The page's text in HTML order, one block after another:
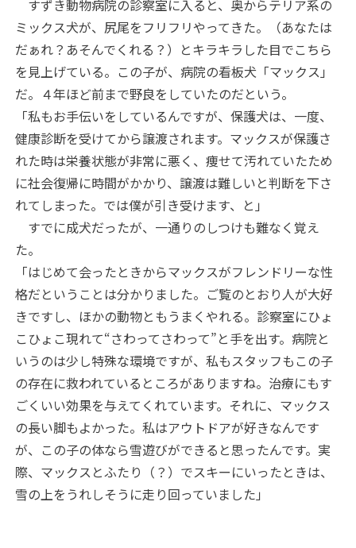
すずき動物病院の診察室に入ると、奥からテリア系の
ミックス犬が、尻尾をフリフリやってきた。（あなたは
だぁれ？あそんでくれる？）とキラキラした目でこちら
を見上げている。この子が、病院の看板犬「マックス」
だ。４年ほど前まで野良をしていたのだという。
「私もお手伝いをしているんですが、保護犬は、一度、
健康診断を受けてから譲渡されます。マックスが保護さ
れた時は栄養状態が非常に悪く、痩せて汚れていたため
に社会復帰に時間がかかり、譲渡は難しいと判断を下さ
れてしまった。では僕が引き受けます、と」
すでに成犬だったが、一通りのしつけも難なく覚え
た。
「はじめて会ったときからマックスがフレンドリーな性
格だということは分かりました。ご覧のとおり人が大好
きですし、ほかの動物ともうまくやれる。診察室にひょ
こひょこ現れて“さわってさわって”と手を出す。病院と
いうのは少し特殊な環境ですが、私もスタッフもこの子
の存在に救われているところがありますね。治療にもす
ごくいい効果を与えてくれています。それに、マックス
の長い脚もよかった。私はアウトドアが好きなんです
が、この子の体なら雪遊びができると思ったんです。実
際、マックスとふたり（？）でスキーにいったときは、
雪の上をうれしそうに走り回っていました」